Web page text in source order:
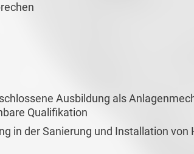
Ausbildung als
Qualifikation
in der Sanierung und Installation